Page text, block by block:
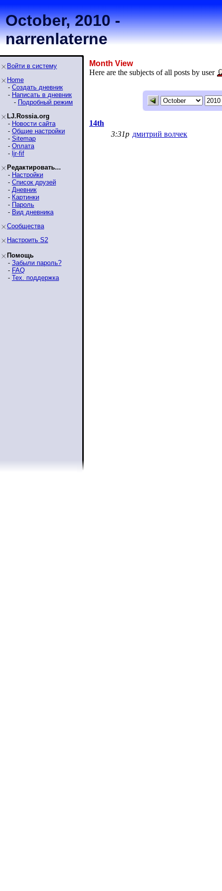
October, 2010 -
narrenlaterne
Войти в систему
Home
- Создать дневник
- Написать в дневник
- Подробный режим
LJ.Rossia.org
- Новости сайта
- Общие настройки
- Sitemap
- Оплата
- ljr-fif
Редактировать...
- Настройки
- Список друзей
- Дневник
- Картинки
- Пароль
- Вид дневника
Сообщества
Настроить S2
Помощь
- Забыли пароль?
- FAQ
- Тех. поддержка
Month View
Here are the subjects of all posts by user
14th
3:31p дмитрий волчек